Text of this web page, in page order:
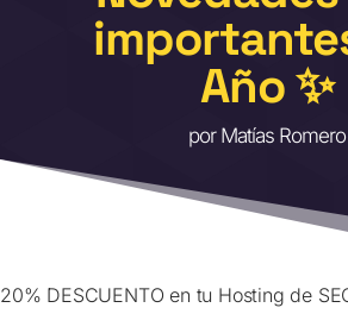
Año ✨
por Matías Romero
20% DESCUENTO en tu Hosting de